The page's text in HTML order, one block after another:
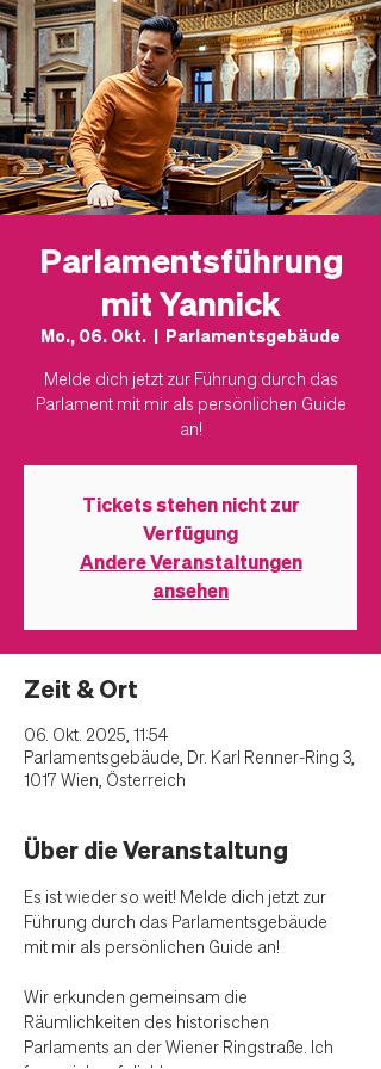
Parlamentsführung
mit Yannick
Mo., 06. Okt.
  |
Parlamentsgebäude
Melde dich jetzt zur Führung durch das
Parlament mit mir als persönlichen Guide
an!
Tickets stehen nicht zur
Verfügung
Andere Veranstaltungen
ansehen
Zeit & Ort
06. Okt. 2025, 11:54
Parlamentsgebäude, Dr. Karl Renner-Ring 3,
1017 Wien, Österreich
Über die Veranstaltung
Es ist wieder so weit! Melde dich jetzt zur
Führung durch das Parlamentsgebäude
mit mir als persönlichen Guide an!
Wir erkunden gemeinsam die
Räumlichkeiten des historischen
Parlaments an der Wiener Ringstraße. Ich